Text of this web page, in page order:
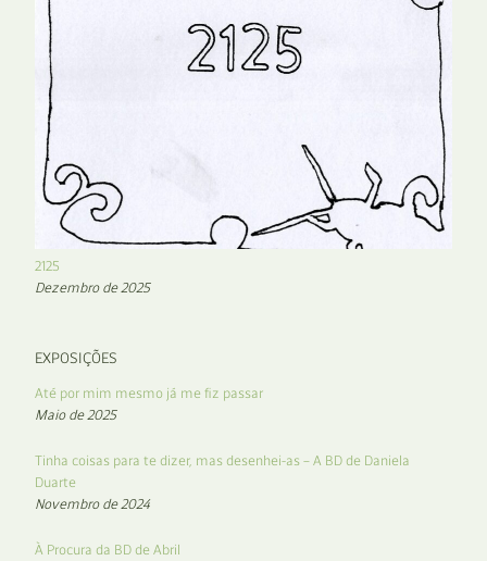
2125
Dezembro de 2025
EXPOSIÇÕES
Até por mim mesmo já me fiz passar
Maio de 2025
Tinha coisas para te dizer, mas desenhei-as – A BD de Daniela
Duarte
Novembro de 2024
À Procura da BD de Abril